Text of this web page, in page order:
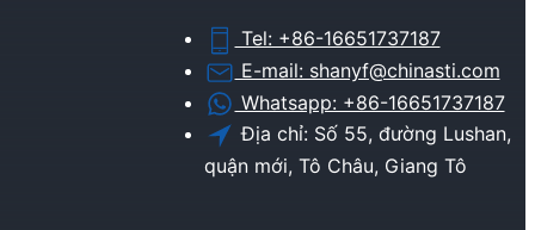
Tel: +86-16651737187
E-mail: shanyf@chinasti.com
Whatsapp: +86-16651737187
Địa chỉ: Số 55, đường Lushan,
quận mới, Tô Châu, Giang Tô